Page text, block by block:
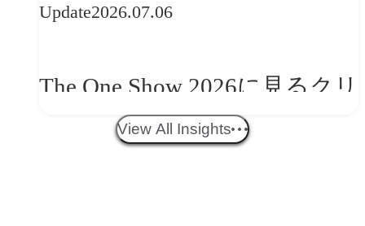
望
Update2026.07.06
The One Show 2026に見るクリ
エイティブトレンド──社会
View All Insights